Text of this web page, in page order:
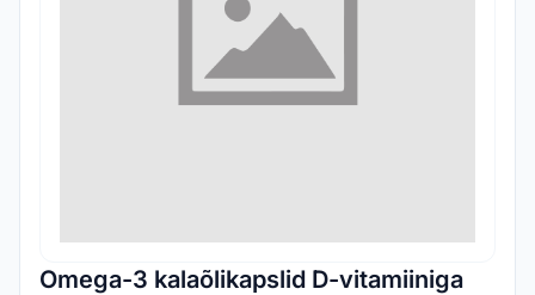
Omega-3 kalaõlikapslid D-vitamiiniga